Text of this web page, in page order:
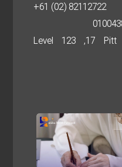
+61 (02) 82112722
Level 123 ,17 Pitt